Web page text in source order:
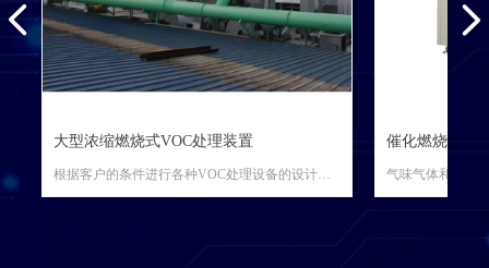
大型浓缩燃烧式VOC处理装置
根据客户的条件进行各种VOC处理设备的设计和
催化燃烧式
气味气体和低浓
采用板式换热器
넳 넲